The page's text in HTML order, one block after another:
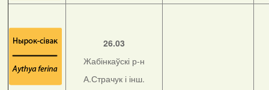
26.03
Жабінкаўскі р-н
А.Страчук і інш.